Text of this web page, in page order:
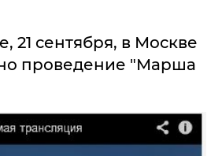
21 сентября, в Москве
проведение "Марша